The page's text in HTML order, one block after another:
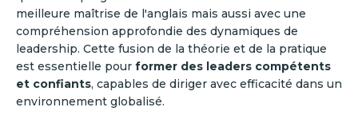
meilleure maîtrise de l'anglais mais aussi avec une
compréhension approfondie des dynamiques de
leadership. Cette fusion de la théorie et de la pratique
est essentielle pour former des leaders compétents
et confiants, capables de diriger avec efficacité dans un
environnement globalisé.